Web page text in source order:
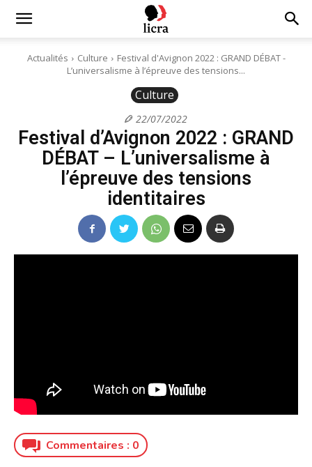
Licra
Antiraciste
Actualités Culture
Festival d'Avignon 2022 : GRAND DÉBAT -
L’universalisme à l’épreuve des tensions...
Culture
22/07/2022
Festival d’Avignon 2022 : GRAND
DÉBAT – L’universalisme à
l’épreuve des tensions
identitaires
Commentaires : 0